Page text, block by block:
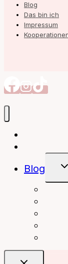
Blog
Das bin ich
Impressum
Blog